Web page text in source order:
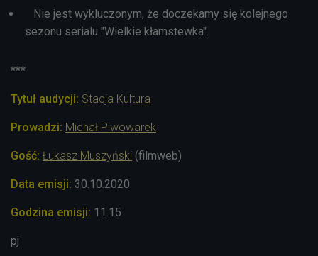
Nie jest wykluczonym, że doczekamy się kolejnego
sezonu serialu "Wielkie kłamstewka".
***
Tytuł audycji: Stacja Kultura
Prowadzi: Michał Piwowarek
Gość: Łukasz Muszyński (filmweb)
Data emisji: 30.10.2020
Godzina emisji: 11.15
pj